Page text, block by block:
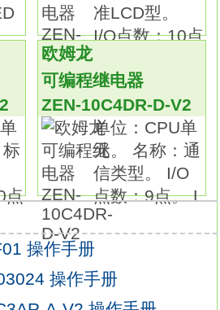
24V。
24V。
是。
精确度，应用范围更广
×90mm高）中的增强功能
册。
可进行简单编程。
继电器、定时器、计数器
准LCD型。
I/O点数：10点
点
欧姆龙
可编程继电器
ZEN-10C4DR-D-V2
单位：CPU单
元。 名称：通
信类型。 I/O
点数：9点。 L
操作手册
操作手册